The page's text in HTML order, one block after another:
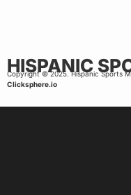
HISPANIC
Copyright © 2025. Hispanic Sports
Clicksphere.io